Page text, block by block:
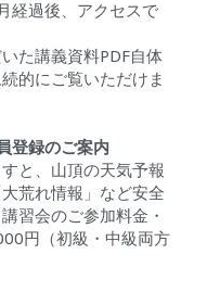
経過後、アクセスで
た講義資料PDF自体
的にご覧いただけま
登録のご案内
と、山頂の天気予報
荒れ情報」など安全
習会のご参加料金・
円（初級・中級両方